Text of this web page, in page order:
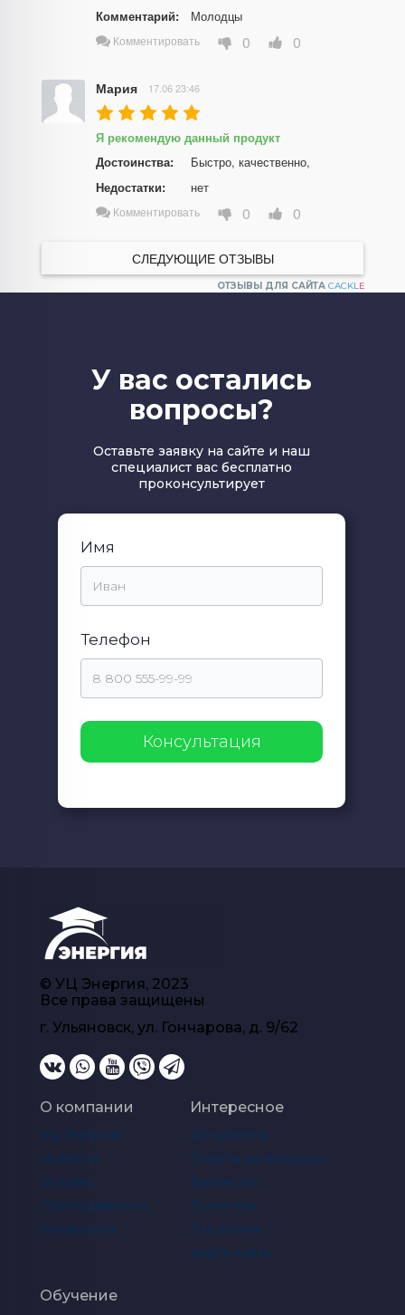
Комментарий:
Молодцы
Комментировать 0 0
Мария 17.06 23:46
Я рекомендую данный продукт
Достоинства:
Быстро, качественно,
Недостатки:
нет
Комментировать 0 0
СЛЕДУЮЩИЕ ОТЗЫВЫ
ОТЗЫВЫ ДЛЯ САЙТА CACKLE
У вас остались
вопросы?
Оставьте заявку на сайте и наш
специалист вас бесплатно
проконсультирует
Имя
Телефон
© УЦ Энергия, 2023
Все права защищены
г. Ульяновск, ул. Гончарова, д. 9/62
Интересное
Документы
Ответы на вопросы
Вакансии
Политика
Лицензия
Карта сайта
О компании
УЦ Энергия
Новости
Отзывы
Преподаватели
Реквизиты
Обучение